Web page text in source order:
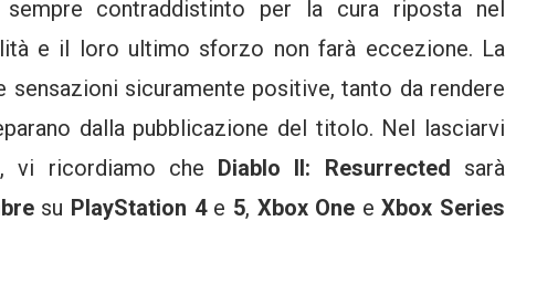
contraddistinto per la cura riposta nel
e il loro ultimo sforzo non farà eccezione. La
sicuramente positive, tanto da rendere
dalla pubblicazione del titolo. Nel lasciarvi
vi ricordiamo che Diablo II: Resurrected sarà
su PlayStation 4e 5, Xbox One eXbox Series